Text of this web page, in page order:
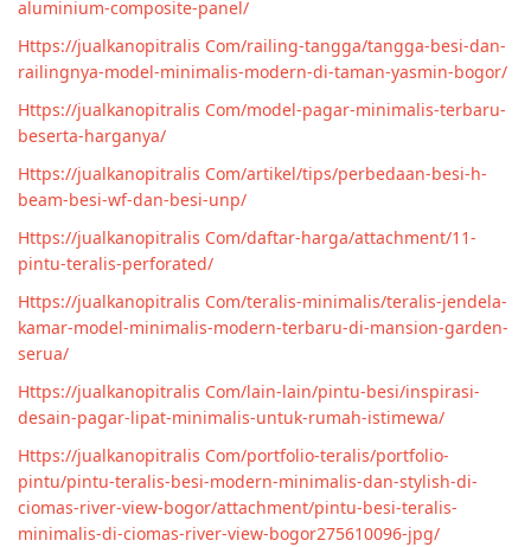
aluminium-composite-panel/
Https://jualkanopitralis Com/railing-tangga/tangga-besi-dan-
railingnya-model-minimalis-modern-di-taman-yasmin-bogor/
Https://jualkanopitralis Com/model-pagar-minimalis-terbaru-
beserta-harganya/
Https://jualkanopitralis Com/artikel/tips/perbedaan-besi-h-
beam-besi-wf-dan-besi-unp/
Https://jualkanopitralis Com/daftar-harga/attachment/11-
pintu-teralis-perforated/
Https://jualkanopitralis Com/teralis-minimalis/teralis-jendela-
kamar-model-minimalis-modern-terbaru-di-mansion-garden-
serua/
Https://jualkanopitralis Com/lain-lain/pintu-besi/inspirasi-
desain-pagar-lipat-minimalis-untuk-rumah-istimewa/
Https://jualkanopitralis Com/portfolio-teralis/portfolio-
pintu/pintu-teralis-besi-modern-minimalis-dan-stylish-di-
ciomas-river-view-bogor/attachment/pintu-besi-teralis-
minimalis-di-ciomas-river-view-bogor275610096-jpg/